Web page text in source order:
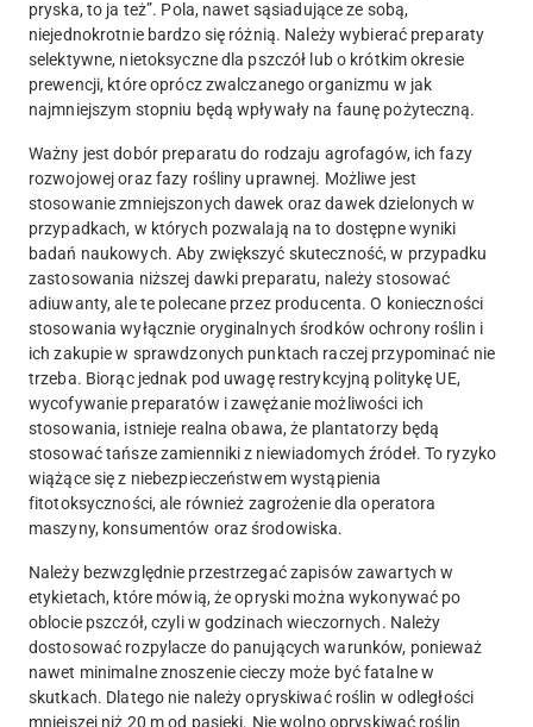
pryska, to ja też”. Pola, nawet sąsiadujące ze sobą,
niejednokrotnie bardzo się różnią. Należy wybierać preparaty
selektywne, nietoksyczne dla pszczół lub o krótkim okresie
prewencji, które oprócz zwalczanego organizmu w jak
najmniejszym stopniu będą wpływały na faunę pożyteczną.
Ważny jest dobór preparatu do rodzaju agrofagów, ich fazy
rozwojowej oraz fazy rośliny uprawnej. Możliwe jest
stosowanie zmniejszonych dawek oraz dawek dzielonych w
przypadkach, w których pozwalają na to dostępne wyniki
badań naukowych. Aby zwiększyć skuteczność, w przypadku
zastosowania niższej dawki preparatu, należy stosować
adiuwanty, ale te polecane przez producenta. O konieczności
stosowania wyłącznie oryginalnych środków ochrony roślin i
ich zakupie w sprawdzonych punktach raczej przypominać nie
trzeba. Biorąc jednak pod uwagę restrykcyjną politykę UE,
wycofywanie preparatów i zawężanie możliwości ich
stosowania, istnieje realna obawa, że plantatorzy będą
stosować tańsze zamienniki z niewiadomych źródeł. To ryzyko
wiążące się z niebezpieczeństwem wystąpienia
fitotoksyczności, ale również zagrożenie dla operatora
maszyny, konsumentów oraz środowiska.
Należy bezwzględnie przestrzegać zapisów zawartych w
etykietach, które mówią, że opryski można wykonywać po
oblocie pszczół, czyli w godzinach wieczornych. Należy
dostosować rozpylacze do panujących warunków, ponieważ
nawet minimalne znoszenie cieczy może być fatalne w
skutkach. Dlatego nie należy opryskiwać roślin w odległości
mniejszej niż 20 m od pasieki. Nie wolno opryskiwać roślin